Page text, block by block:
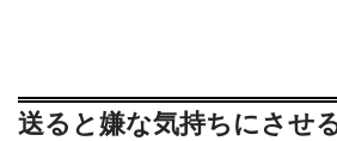
送ると嫌な気持ちにさせ